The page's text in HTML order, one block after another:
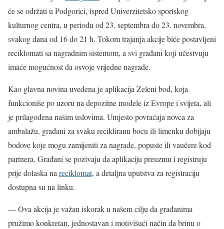
će se održati u Podgorici, ispred Univerzitetsko sportskog
kulturnog centra, u periodu od 23. septembra do 23. novembra,
svakog dana od 16 do 21 h. Tokom trajanja akcije biće postavljeni
reciklomati sa nagradnim sistemom, a svi građani koji učestvuju
imaće mogućnost da osvoje vrijedne nagrade.
Kao glavna novina uvedena je aplikacija Zeleni bod, koja
funkcioniše po uzoru na depozitne modele iz Evrope i svijeta, ali
je prilagođena našim uslovima. Umjesto povraćaja novca za
ambalažu, građani za svaku recikliranu bocu ili limenku dobijaju
bodove koje mogu zamijeniti za nagrade, popuste ili vaučere kod
partnera. Građani se pozivaju da aplikaciju preuzmu i registruju
prije dolaska nareciklomat, a detaljna uputstva za registraciju
dostupna su na linku.
— Ova akcija je važan iskorak u našem cilju da građanima
pružimo konkretan, jednostavan i motivišući način da brinu o